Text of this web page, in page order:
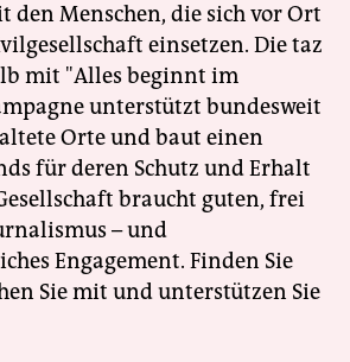
den Menschen, die sich vor Ort
einsetzen. Die taz
mit "Alles beginnt im
unterstützt bundesweit
Orte und baut einen
für deren Schutz und Erhalt
braucht guten, frei
– und
Engagement. Finden Sie
Sie mit und unterstützen Sie